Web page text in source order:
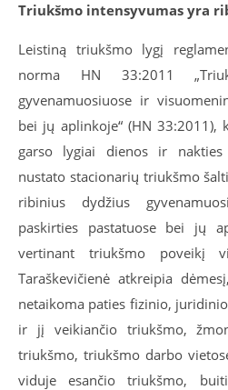
Triukšmo intensyvumas yra
Leistiną triukšmo lygį
norma HN 33:2011
gyvenamuosiuose ir
bei jų aplinkoje“ (HN 33:2011),
garso lygiai dienos ir
nustato stacionarių triukšmo
ribinius dydžius
paskirties pastatuose bei jų
vertinant triukšmo poveikį
Taraškevičienė atkreipia
netaikoma paties fizinio,
ir jį veikiančio triukšmo,
triukšmo, triukšmo darbo
viduje esančio triukšmo,